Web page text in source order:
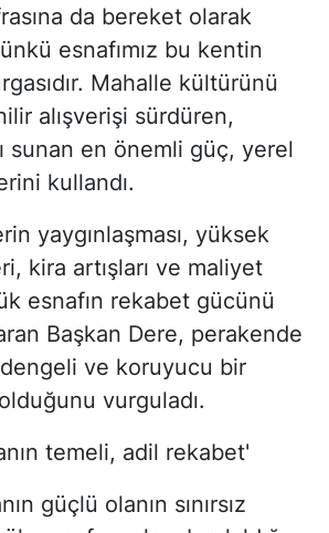
da bereket olarak
esnafımız bu kentin
Mahalle kültürünü
alışverişi sürdüren,
sunan en önemli güç, yerel
kullandı.
yaygınlaşması, yüksek
kira artışları ve maliyet
esnafın rekabet gücünü
Başkan Dere, perakende
ve koruyucu bir
vurguladı.
temeli, adil rekabet'
güçlü olanın sınırsız